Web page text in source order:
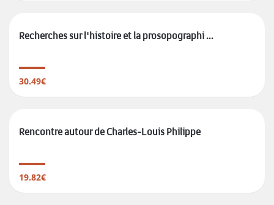
Recherches sur l'histoire et la prosopographi ...
30.49€
Rencontre autour de Charles-Louis Philippe
19.82€